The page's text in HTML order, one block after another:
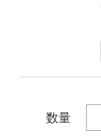
数量